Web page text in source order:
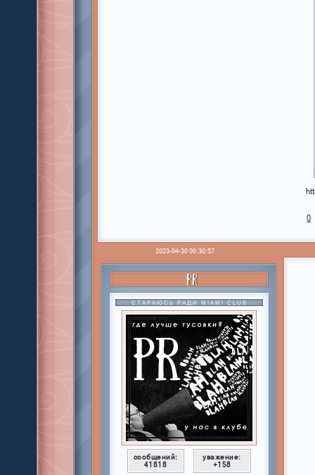
0
2023-04-30 00:30:57
PR
СТАРАЮСЬ РАДИ MIAMI CLUB
сообщений:
41818
уважение:
+158